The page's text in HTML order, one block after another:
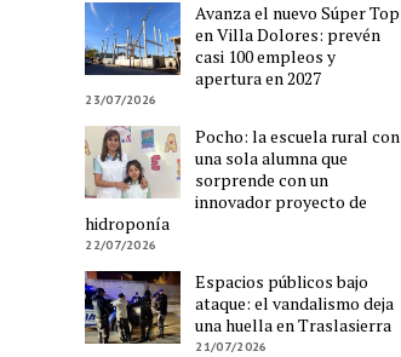
Avanza el nuevo Súper Top
en Villa Dolores: prevén
casi 100 empleos y
apertura en 2027
23/07/2026
Pocho: la escuela rural con
una sola alumna que
sorprende con un
innovador proyecto de
hidroponía
22/07/2026
Espacios públicos bajo
ataque: el vandalismo deja
una huella en Traslasierra
21/07/2026